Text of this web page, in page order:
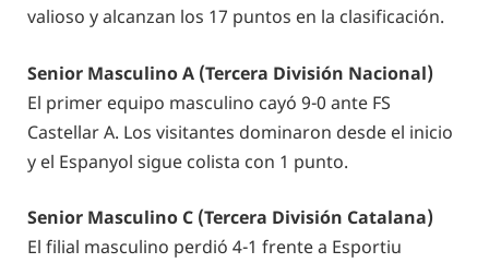
valioso y alcanzan los 17 puntos en la clasificación.
Senior Masculino A (Tercera División Nacional)
El primer equipo masculino cayó 9-0 ante FS
Castellar A. Los visitantes dominaron desde el inicio
y el Espanyol sigue colista con 1 punto.
Senior Masculino C (Tercera División Catalana)
El filial masculino perdió 4-1 frente a Esportiu